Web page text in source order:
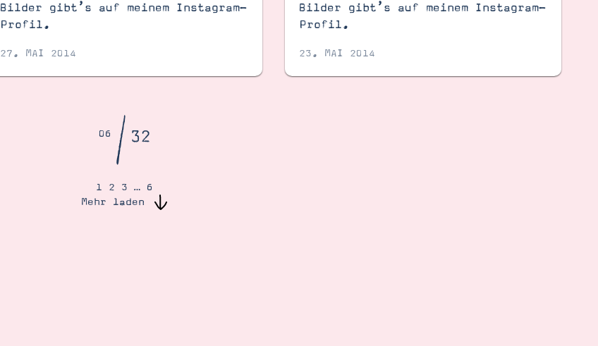
Bilder gibt’s auf meinem Instagram-
Profil.
27. MAI 2014
Bilder gibt’s auf meinem Instagram-
Profil.
23. MAI 2014
06/32
1 2 3 …
6
Mehr laden